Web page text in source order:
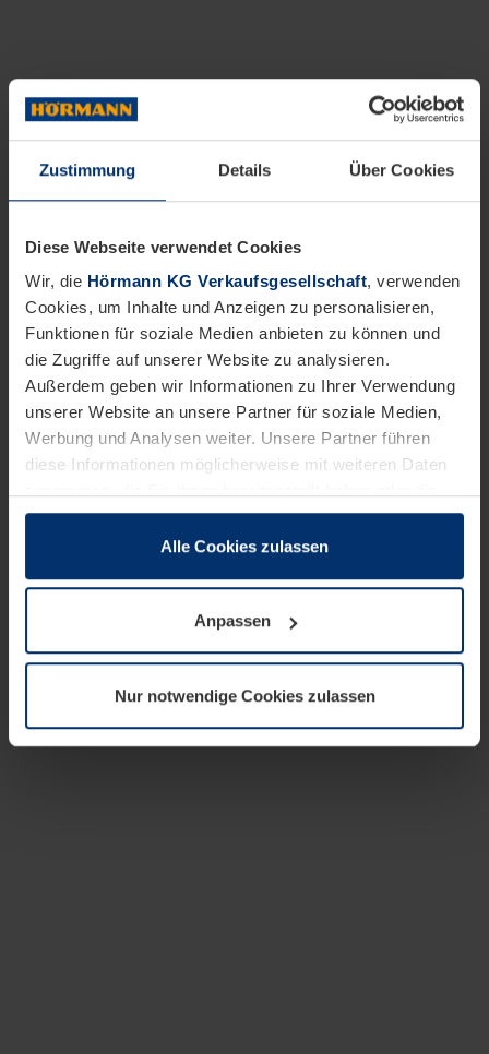
Zustimmung Details Über Cookies
Diese Webseite verwendet Cookies
Wir, die Hörmann KG Verkaufsgesellschaft, verwenden
Cookies, um Inhalte und Anzeigen zu personalisieren,
Funktionen für soziale Medien anbieten zu können und
die Zugriffe auf unserer Website zu analysieren.
Außerdem geben wir Informationen zu Ihrer Verwendung
unserer Website an unsere Partner für soziale Medien,
Werbung und Analysen weiter. Unsere Partner führen
diese Informationen möglicherweise mit weiteren Daten
sie im Rahmen Ihrer Nutzung der Dienste gesammelt
wenn diese für den Betrieb dieser Seite unbedingt
notwendig sind. Für alle anderen Cookie-Typen benötigen
wir Ihre Erlaubnis. Ihre Einwilligung können Sie jederzeit
Datenschutzerklärungunserer Website ändern oder
widerrufen.
Alle Cookies zulassen
Anpassen
Nur notwendige Cookies zulassen